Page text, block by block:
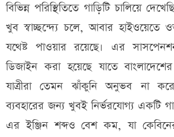
বিভিন্ন পরিস্থিতিতে গাড়িটি চালিয়ে
খুব স্বাচ্ছন্দ্যে চলে, আবার হাইওয়েতে
যথেষ্ট পাওয়ার রয়েছে। এর
ডিজাইন করা হয়েছে যাতে বাংলাদেশের
যাত্রীরা তেমন ঝাঁকুনি অনুভব না
ব্যবহারের জন্য খুবই নির্ভরযোগ্য একটি
এর ইঞ্জিন শব্দও বেশ কম, যা